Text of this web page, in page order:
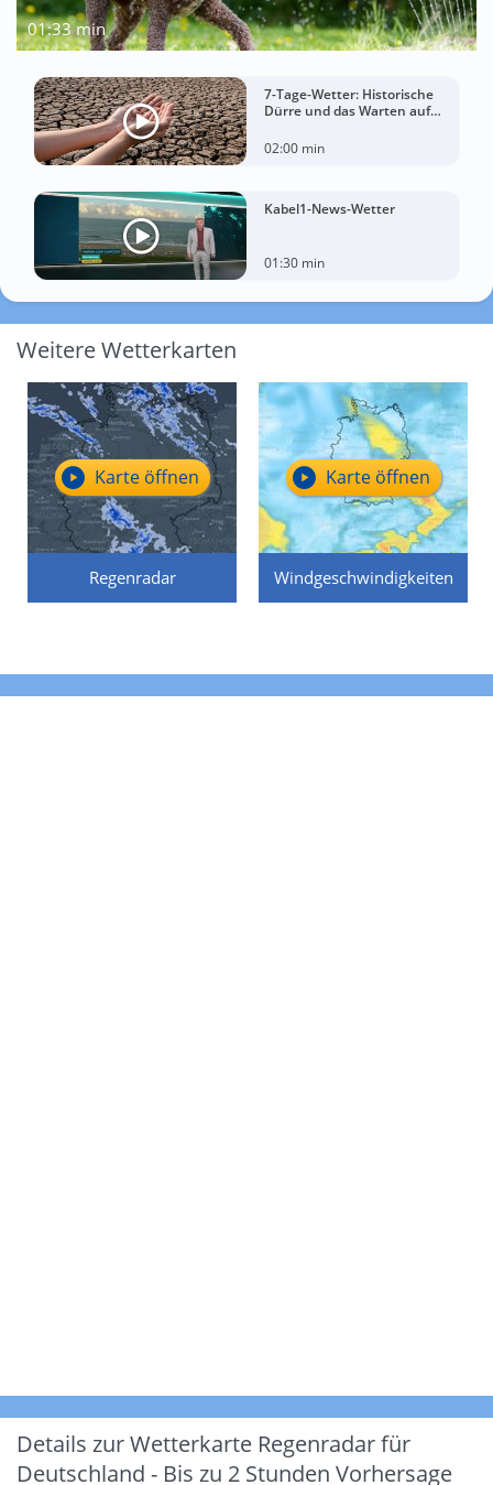
01:33 min
7-Tage-Wetter: Historische
Dürre und das Warten auf
02:00 min
Kabel1-News-Wetter
01:30 min
Weitere Wetterkarten
Regenradar
Karte öffnen
Windgeschwindigkeiten
Karte öffnen
Details zur Wetterkarte Regenradar für
Deutschland - Bis zu 2 Stunden Vorhersage